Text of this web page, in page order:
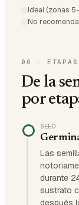
Ideal (zonas
No
06 ·
De la
por
SEED
Las
durante
sustrato
después